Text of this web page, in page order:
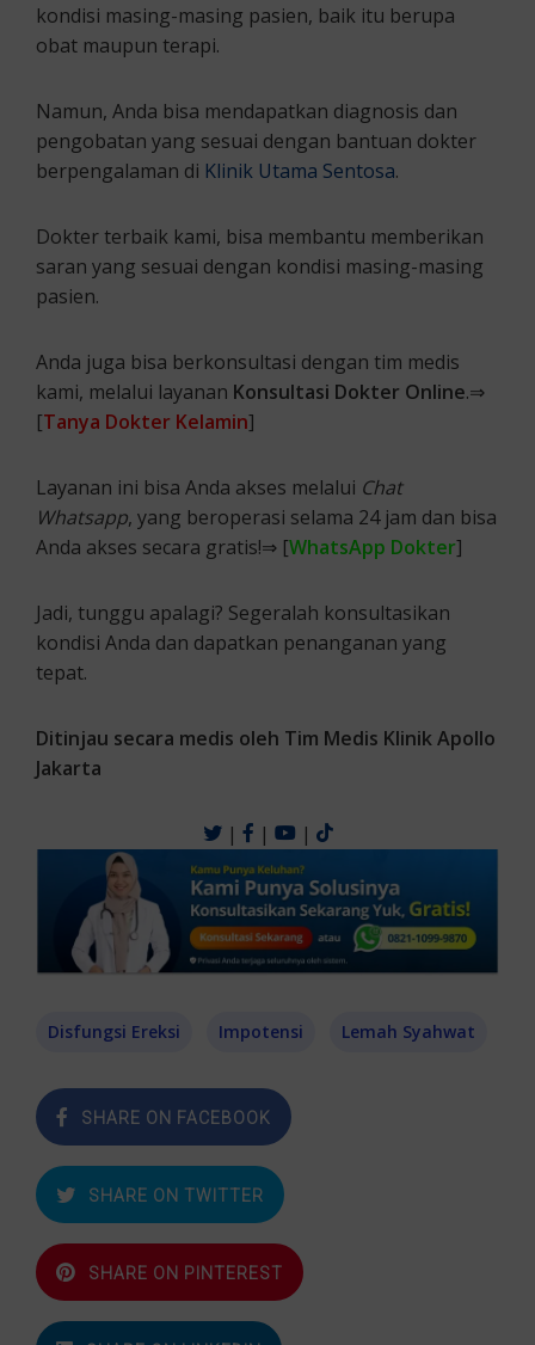
kondisi masing-masing pasien, baik itu berupa
obat maupun terapi.
Namun, Anda bisa mendapatkan diagnosis dan
pengobatan yang sesuai dengan bantuan dokter
berpengalaman di Klinik Utama Sentosa.
Dokter terbaik kami, bisa membantu memberikan
saran yang sesuai dengan kondisi masing-masing
pasien.
Anda juga bisa berkonsultasi dengan tim medis
kami, melalui layanan Konsultasi Dokter Online.⇒
[Tanya Dokter Kelamin]
Layanan ini bisa Anda akses melalui Chat
Whatsapp, yang beroperasi selama 24 jam dan bisa
Anda akses secara gratis!⇒ [WhatsApp Dokter]
Jadi, tunggu apalagi? Segeralah konsultasikan
kondisi Anda dan dapatkan penanganan yang
tepat.
Ditinjau secara medis oleh Tim Medis Klinik Apollo
Jakarta
| | |
Disfungsi Ereksi Impotensi Lemah Syahwat
SHARE ON FACEBOOK
SHARE ON TWITTER
SHARE ON PINTEREST